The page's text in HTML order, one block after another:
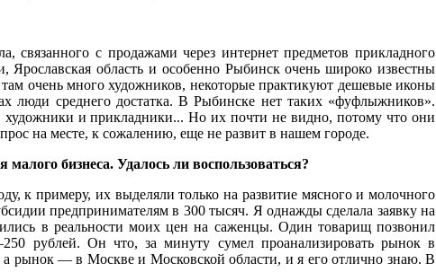
с продажами через интернет предметов прикладного
область и особенно Рыбинск очень широко известны
очень много художников, некоторые практикуют дешевые иконы
люди среднего достатка. В Рыбинске нет таких «фуфлыжников».
и прикладники... Но их почти не видно, потому что они
на месте, к сожалению, еще не развит в нашем городе.
бизнеса. Удалось ли воспользоваться?
к примеру, их выделяли только на развитие мясного и молочного
предпринимателям в 300 тысяч. Я однажды сделала заявку на
в реальности моих цен на саженцы. Один товарищ позвонил
рублей. Он что, за минуту сумел проанализировать рынок в
рынок — в Москве и Московской области, и я его отлично знаю. В